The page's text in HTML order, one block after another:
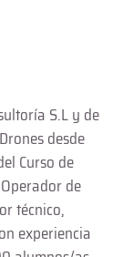
S.L y de
desde
Curso de
de
técnico,
experiencia